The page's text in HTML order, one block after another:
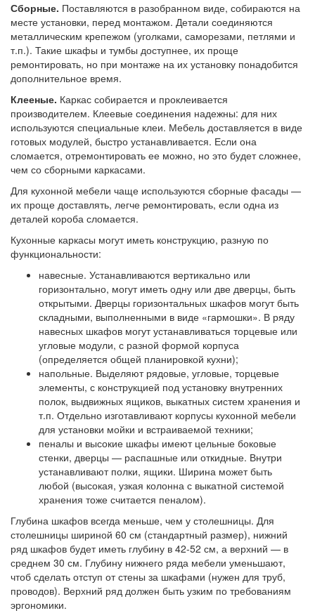
Сборные. Поставляются в разобранном виде, собираются на
месте установки, перед монтажом. Детали соединяются
металлическим крепежом (уголками, саморезами, петлями и
т.п.). Такие шкафы и тумбы доступнее, их проще
ремонтировать, но при монтаже на их установку понадобится
дополнительное время.
Клееные. Каркас собирается и проклеивается
производителем. Клеевые соединения надежны: для них
используются специальные клеи. Мебель доставляется в виде
готовых модулей, быстро устанавливается. Если она
сломается, отремонтировать ее можно, но это будет сложнее,
чем со сборными каркасами.
Для кухонной мебели чаще используются сборные фасады —
их проще доставлять, легче ремонтировать, если одна из
деталей короба сломается.
Кухонные каркасы могут иметь конструкцию, разную по
функциональности:
навесные. Устанавливаются вертикально или
горизонтально, могут иметь одну или две дверцы, быть
открытыми. Дверцы горизонтальных шкафов могут быть
складными, выполненными в виде «гармошки». В ряду
навесных шкафов могут устанавливаться торцевые или
угловые модули, с разной формой корпуса
(определяется общей планировкой кухни);
напольные. Выделяют рядовые, угловые, торцевые
элементы, с конструкцией под установку внутренних
полок, выдвижных ящиков, выкатных систем хранения и
т.п. Отдельно изготавливают корпусы кухонной мебели
для установки мойки и встраиваемой техники;
пеналы и высокие шкафы имеют цельные боковые
стенки, дверцы — распашные или откидные. Внутри
устанавливают полки, ящики. Ширина может быть
любой (высокая, узкая колонна с выкатной системой
хранения тоже считается пеналом).
Глубина шкафов всегда меньше, чем у столешницы. Для
столешницы шириной 60 см (стандартный размер), нижний
ряд шкафов будет иметь глубину в 42-52 см, а верхний — в
среднем 30 см. Глубину нижнего ряда мебели уменьшают,
чтоб сделать отступ от стены за шкафами (нужен для труб,
проводов). Верхний ряд должен быть узким по требованиям
эргономики.